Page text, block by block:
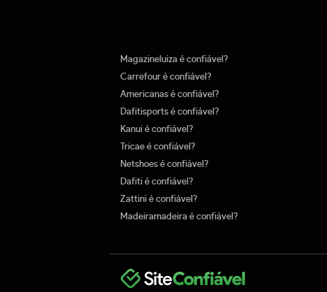
Magazineluiza é confiável?
Carrefour é confiável?
Americanas é confiável?
Dafitisports é confiável?
Kanui é confiável?
Tricae é confiável?
Netshoes é confiável?
Dafiti é confiável?
Zattini é confiável?
Madeiramadeira é confiável?